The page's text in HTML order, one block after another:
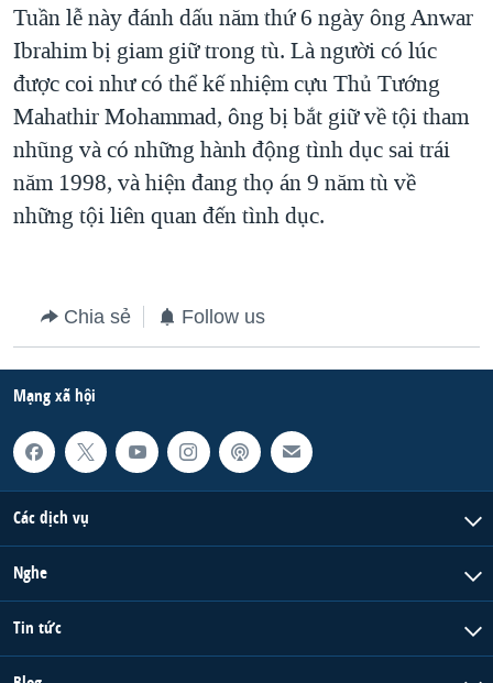
Tuần lễ này đánh dấu năm thứ 6 ngày ông Anwar
Ibrahim bị giam giữ trong tù. Là người có lúc
được coi như có thể kế nhiệm cựu Thủ Tướng
Mahathir Mohammad, ông bị bắt giữ về tội tham
nhũng và có những hành động tình dục sai trái
năm 1998, và hiện đang thọ án 9 năm tù về
những tội liên quan đến tình dục.
Chia sẻ Follow us
Mạng xã hội
Các dịch vụ
Nghe
Tin tức